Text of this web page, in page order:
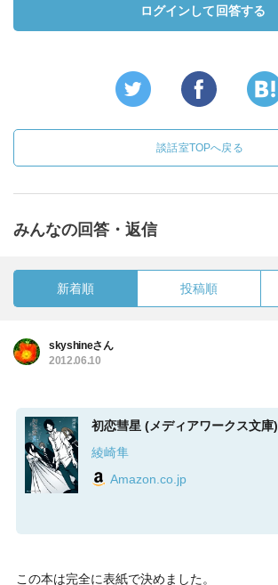
ログインして回答する
談話室TOPへ戻る
みんなの回答・返信
新着順 投稿順
skyshineさん
2012.06.10
初恋彗星 (メディアワークス文庫)
綾崎隼
Amazon.co.jp
この本は完全に表紙で決めました。